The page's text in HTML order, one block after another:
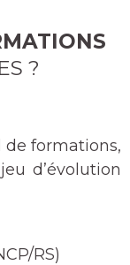
?
de formations,
d’évolution
RS)